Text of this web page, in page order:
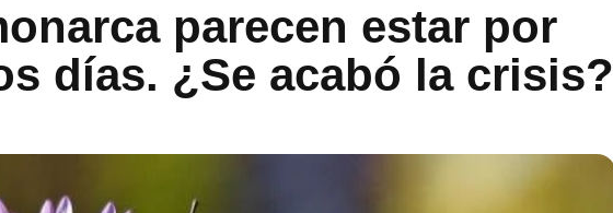
parecen estar por
días. ¿Se acabó la crisis?